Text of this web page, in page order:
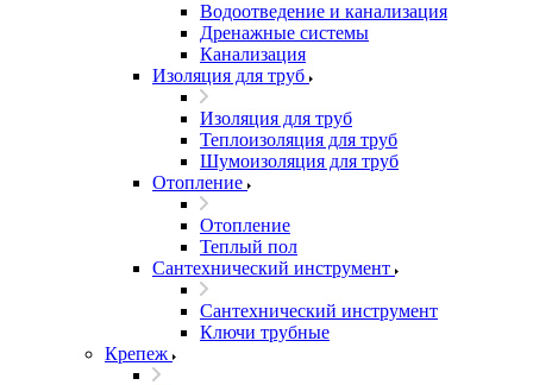
Водоотведение и канализация
Дренажные системы
Канализация
Изоляция для труб
Изоляция для труб
Теплоизоляция для труб
Шумоизоляция для труб
Отопление
Отопление
Теплый пол
Сантехнический инструмент
Сантехнический инструмент
Ключи трубные
Крепеж